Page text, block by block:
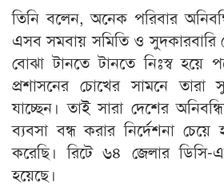
তিনি বলেন, অনেক পরিবার
এসব সমবায় সমিতি ও সুদকারবারি
বোঝা টানতে টানতে নিঃস্ব হয়ে
প্রশাসনের চোখের সামনে তারা
যাচ্ছেন। তাই সারা দেশের
ব্যবসা বন্ধ করার নির্দেশনা চেয়ে
করেছি। রিটে ৬৪ জেলার ডিসি-
হয়েছে।